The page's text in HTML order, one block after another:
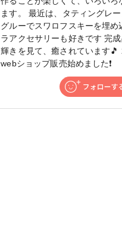
ます。 最近は、タティングレー
グルーでスワロフスキーを埋め
ラアクセサリーも好きです 完
輝きを見て、癒されています🎵
webショップ販売始めました❗